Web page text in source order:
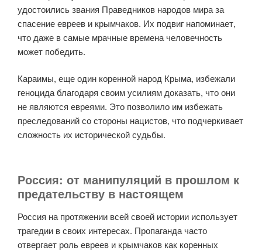
удостоились звания Праведников народов мира за
спасение евреев и крымчаков. Их подвиг напоминает,
что даже в самые мрачные времена человечность
может победить.
Караимы, еще один коренной народ Крыма, избежали
геноцида благодаря своим усилиям доказать, что они
не являются евреями. Это позволило им избежать
преследований со стороны нацистов, что подчеркивает
сложность их исторической судьбы.
Россия: от манипуляций в прошлом к
предательству в настоящем
Россия на протяжении всей своей истории использует
трагедии в своих интересах. Пропаганда часто
отвергает роль евреев и крымчаков как коренных